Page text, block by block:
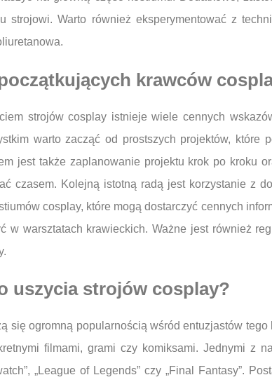
strojowi. Warto również eksperymentować z
krawców
strojów cosplay istnieje wiele cennych
warto zacząć od prostszych projektów, które
jest także zaplanowanie projektu krok po kroku
czasem. Kolejną istotną radą jest korzystanie z
cosplay, które mogą dostarczyć cennych
w warsztatach krawieckich. Ważne jest również
uszycia strojów cosplay?
się ogromną popularnością wśród entuzjastów
filmami, grami czy komiksami. Jednymi z
„League of Legends” czy „Final Fantasy”.